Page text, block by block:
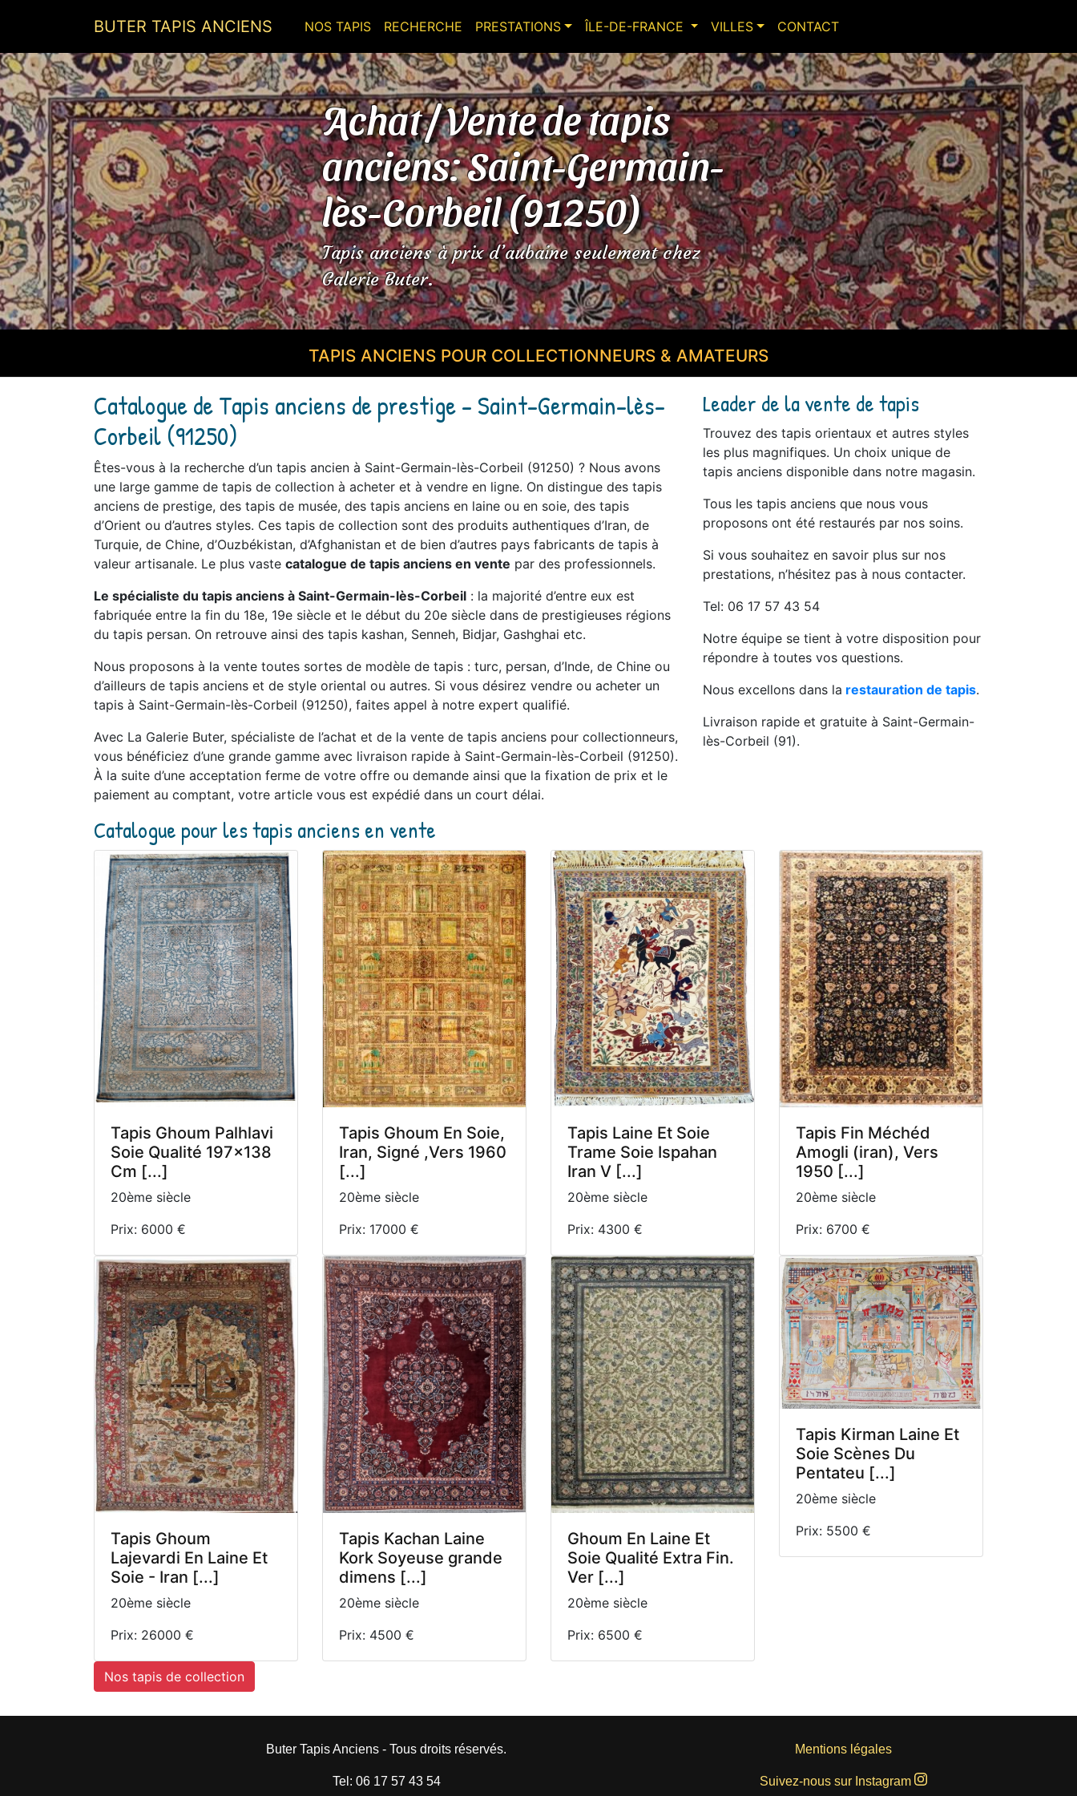
BUTER TAPIS ANCIENS NOS TAPIS RECHERCHE PRESTATIONS ÎLE-DE-FRANCE VILLES CONTACT
Achat / Vente de tapis
anciens: Saint-Germain-
lès-Corbeil (91250)
Tapis anciens à prix d’aubaine seulement chez
Galerie Buter.
TAPIS ANCIENS POUR COLLECTIONNEURS & AMATEURS
Catalogue de Tapis anciens de prestige - Saint-Germain-lès-
Corbeil (91250)
Êtes-vous à la recherche d’un tapis ancien à Saint-Germain-lès-Corbeil (91250) ? Nous avons
une large gamme de tapis de collection à acheter et à vendre en ligne. On distingue des tapis
anciens de prestige, des tapis de musée, des tapis anciens en laine ou en soie, des tapis
d’Orient ou d’autres styles. Ces tapis de collection sont des produits authentiques d’Iran, de
Turquie, de Chine, d’Ouzbékistan, d’Afghanistan et de bien d’autres pays fabricants de tapis à
valeur artisanale. Le plus vaste catalogue de tapis anciens en vente par des professionnels.
Le spécialiste du tapis anciens à Saint-Germain-lès-Corbeil : la majorité d’entre eux est
fabriquée entre la fin du 18e, 19e siècle et le début du 20e siècle dans de prestigieuses régions
du tapis persan. On retrouve ainsi des tapis kashan, Senneh, Bidjar, Gashghai etc.
Nous proposons à la vente toutes sortes de modèle de tapis : turc, persan, d’Inde, de Chine ou
d’ailleurs de tapis anciens et de style oriental ou autres. Si vous désirez vendre ou acheter un
tapis à Saint-Germain-lès-Corbeil (91250), faites appel à notre expert qualifié.
Avec La Galerie Buter, spécialiste de l’achat et de la vente de tapis anciens pour collectionneurs,
vous bénéficiez d’une grande gamme avec livraison rapide à Saint-Germain-lès-Corbeil (91250).
À la suite d’une acceptation ferme de votre offre ou demande ainsi que la fixation de prix et le
paiement au comptant, votre article vous est expédié dans un court délai.
Leader de la vente de tapis
Trouvez des tapis orientaux et autres styles
les plus magnifiques. Un choix unique de
tapis anciens disponible dans notre magasin.
Tous les tapis anciens que nous vous
proposons ont été restaurés par nos soins.
Si vous souhaitez en savoir plus sur nos
prestations, n’hésitez pas à nous contacter.
Tel: 06 17 57 43 54
Notre équipe se tient à votre disposition pour
répondre à toutes vos questions.
Nous excellons dans la restauration de tapis.
Livraison rapide et gratuite à Saint-Germain-
lès-Corbeil (91).
Catalogue pour les tapis anciens en vente
Tapis Ghoum Palhlavi
Soie Qualité 197x138
Cm [...]
20ème siècle
Prix: 6000 €
Tapis Ghoum En Soie,
Iran, Signé ,Vers 1960
[...]
20ème siècle
Prix: 17000 €
Tapis Laine Et Soie
Trame Soie Ispahan
Iran V [...]
20ème siècle
Prix: 4300 €
Tapis Fin Méchéd
Amogli (iran), Vers
1950 [...]
20ème siècle
Prix: 6700 €
Tapis Ghoum
Lajevardi En Laine Et
Soie - Iran [...]
20ème siècle
Prix: 26000 €
Tapis Kachan Laine
Kork Soyeuse grande
dimens [...]
20ème siècle
Prix: 4500 €
Ghoum En Laine Et
Soie Qualité Extra Fin.
Ver [...]
20ème siècle
Prix: 6500 €
Tapis Kirman Laine Et
Soie Scènes Du
Pentateu [...]
20ème siècle
Prix: 5500 €
Nos tapis de collection
Buter Tapis Anciens - Tous droits réservés.
Tel: 06 17 57 43 54
Mentions légales
Suivez-nous sur Instagram